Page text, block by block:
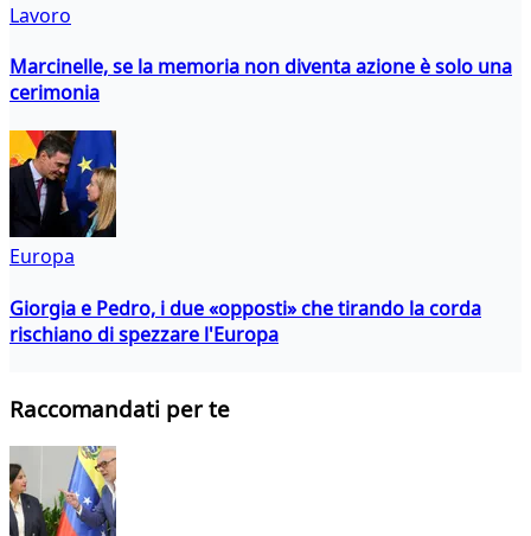
Lavoro
Marcinelle, se la memoria non diventa azione è solo una
cerimonia
Europa
Giorgia e Pedro, i due «opposti» che tirando la corda
rischiano di spezzare l'Europa
Raccomandati per te